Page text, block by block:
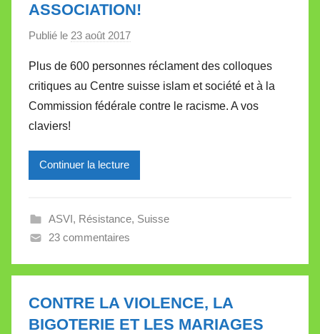
t
ASSOCIATION!
Publié le 23 août 2017
r
M
i
l
e
l
l
Plus de 600 personnes réclament des colloques
critiques au Centre suisse islam et société et à la
Commission fédérale contre le racisme. A vos
claviers!
Continuer la lecture
ASVI, Résistance, Suisse
23 commentaires
CONTRE LA VIOLENCE, LA
BIGOTERIE ET LES MARIAGES